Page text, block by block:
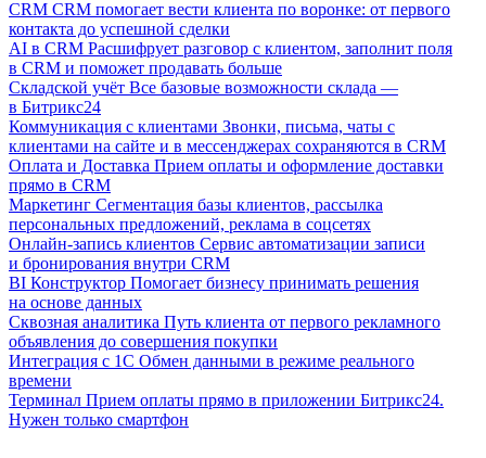
CRM CRM помогает вести клиента по воронке: от первого
контакта до успешной сделки
AI в CRM Расшифрует разговор с клиентом, заполнит поля
в CRM и поможет продавать больше
Складской учёт Все базовые возможности склада —
в Битрикс24
Коммуникация с клиентами Звонки, письма, чаты с
клиентами на сайте и в мессенджерах сохраняются в CRM
Оплата и Доставка Прием оплаты и оформление доставки
прямо в CRM
Маркетинг Сегментация базы клиентов, рассылка
персональных предложений, реклама в соцсетях
Онлайн-запись клиентов Сервис автоматизации записи
и бронирования внутри CRM
BI Конструктор Помогает бизнесу принимать решения
на основе данных
Сквозная аналитика Путь клиента от первого рекламного
объявления до совершения покупки
Интеграция с 1С Обмен данными в режиме реального
времени
Терминал Прием оплаты прямо в приложении Битрикс24.
Нужен только смартфон